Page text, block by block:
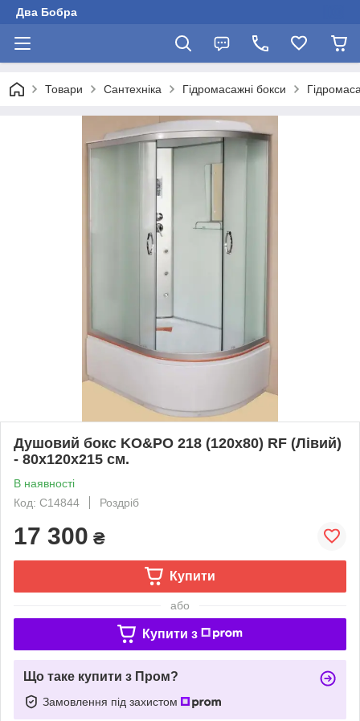
Два Бобра
Товари Сантехніка Гідромасажні бокси
Душовий бокс KO&PO 218 (120х80) RF (Лівий)
- 80х120х215 см.
В наявності
Код: С14844
Роздріб
17 300 ₴
Купити
або
Купити з
Що таке купити з Пром?
Замовлення під захистом